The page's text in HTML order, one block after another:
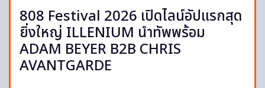
808 Festival 2026 เปิดไลน์อัปแรกสุด
ยิ่งใหญ่ ILLENIUM นำทัพพร้อม
ADAM BEYER B2B CHRIS
AVANTGARDE